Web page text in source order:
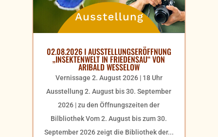
02.08.2026 I AUSSTELLUNGSERÖFFNUNG
„INSEKTENWELT IN FRIEDENSAU“ VON
ARIBALD WESSELOW
Vernissage 2. August 2026 | 18 Uhr
Ausstellung 2. August bis 30. September
2026 | zu den Öffnungszeiten der
Bilbliothek Vom 2. August bis zum 30.
September 2026 zeigt die Bibliothek der...